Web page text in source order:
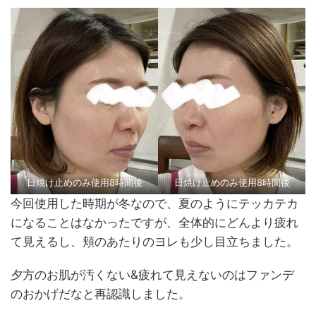
日焼け止めのみ使用8時間後 日焼け止めのみ使用8時間後
今回使用した時期が冬なので、夏のようにテッカテカ
になることはなかったですが、全体的にどんより疲れ
て見えるし、頬のあたりのヨレも少し目立ちました。
夕方のお肌が汚くない&疲れて見えないのはファンデ
のおかげだなと再認識しました。